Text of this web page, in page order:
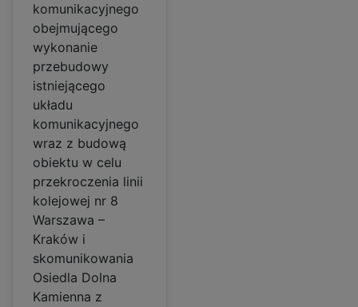
komunikacyjnego
obejmującego
wykonanie
przebudowy
istniejącego
układu
komunikacyjnego
wraz z budową
obiektu w celu
przekroczenia linii
kolejowej nr 8
Warszawa –
Kraków i
skomunikowania
Osiedla Dolna
Kamienna z